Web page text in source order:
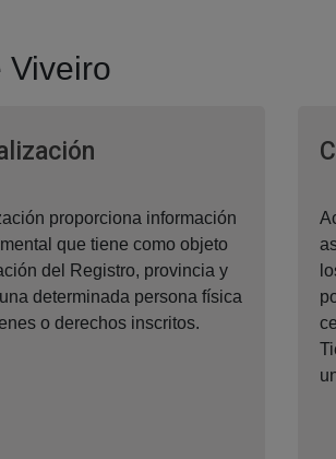
Viveiro
Ventana nueva
proporciona información
que tiene como objeto
del Registro, provincia y
determinada persona física
o derechos inscritos.